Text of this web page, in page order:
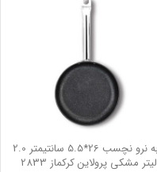
تابه نرو نچسب 26*5.5 سانتیمتر 2.0
لیتر مشکی پرولاین کرکماز 2833